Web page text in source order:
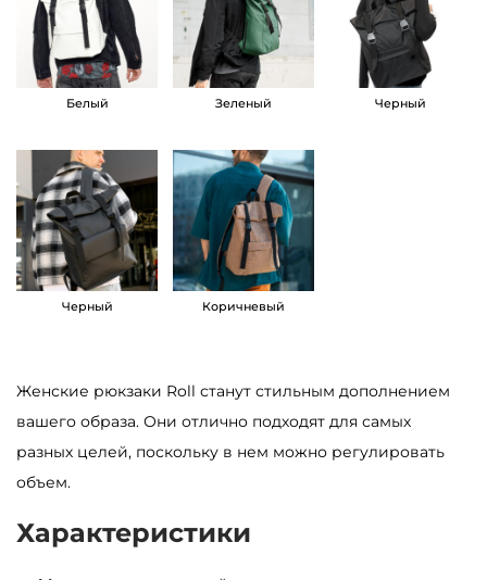
т
в
о
о
в
а
р
а
М
с
к
о
й
ю
Белый Зеленый Черный
Черный Коричневый
Женские рюкзаки Roll станут стильным дополнением
вашего образа. Они отлично подходят для самых
разных целей, поскольку в нем можно регулировать
объем.
Характеристики